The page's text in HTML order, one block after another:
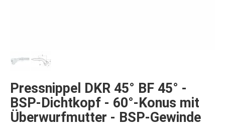
Pressnippel DKR 45° BF 45° -
BSP-Dichtkopf - 60°-Konus mit
Überwurfmutter - BSP-Gewinde